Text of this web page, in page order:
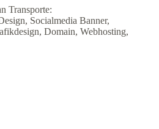
Transporte:
Socialmedia Banner,
Domain, Webhosting,